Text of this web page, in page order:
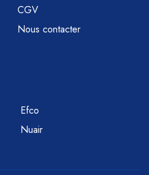
CGV
Nous contacter
Efco
Nuair